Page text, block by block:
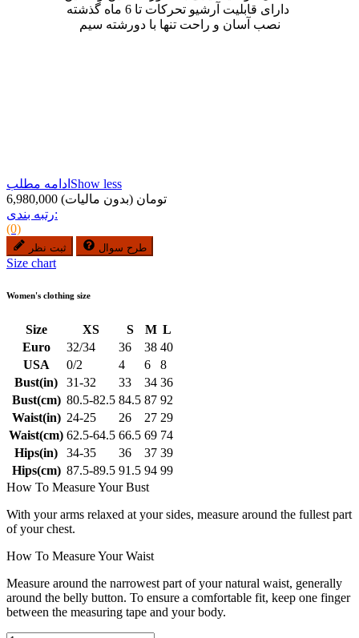
نصب آسان و راحت تنها با دورشته سیم
ادامه مطلب Show less
6,980,000 تومان (بدون مالیات)
رتبه بندی:
(0)
ثبت نظر طرح سوال
Size chart
Women's clothing size
Size XS S M L
Euro
32/34 36 38 40
USA
0/2 4 6
8
Bust(in)
31-32 33 34 36
Bust(cm) 80.5-82.5 84.5 87 92
Waist(in) 24-25 26 27 29
Waist(cm) 62.5-64.5 66.5 69 74
Hips(in)
34-35 36 37 39
Hips(cm) 87.5-89.5 91.5 94 99
How To Measure Your Bust
With your arms relaxed at your sides, measure around the fullest part
of your chest.
How To Measure Your Waist
Measure around the narrowest part of your natural waist, generally
around the belly button. To ensure a comfortable fit, keep one finger
between the measuring tape and your body.